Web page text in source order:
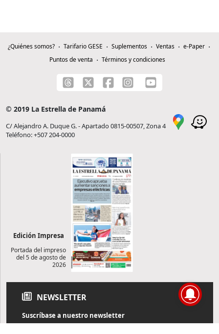
¿Quiénes somos? Tarifario GESE Suplementos Ventas
e-Paper
Puntos de venta
Términos y condiciones
© 2019 La Estrella de Panamá
C/ Alejandro A. Duque G. - Apartado 0815-00507, Zona 4
Teléfono: +507 204-0000
Edición Impresa
Portada del impreso
del 5 de agosto de
2026
NEWSLETTER
Suscríbase a nuestro newsletter
Reciba diariamente información de actualidad directamente en